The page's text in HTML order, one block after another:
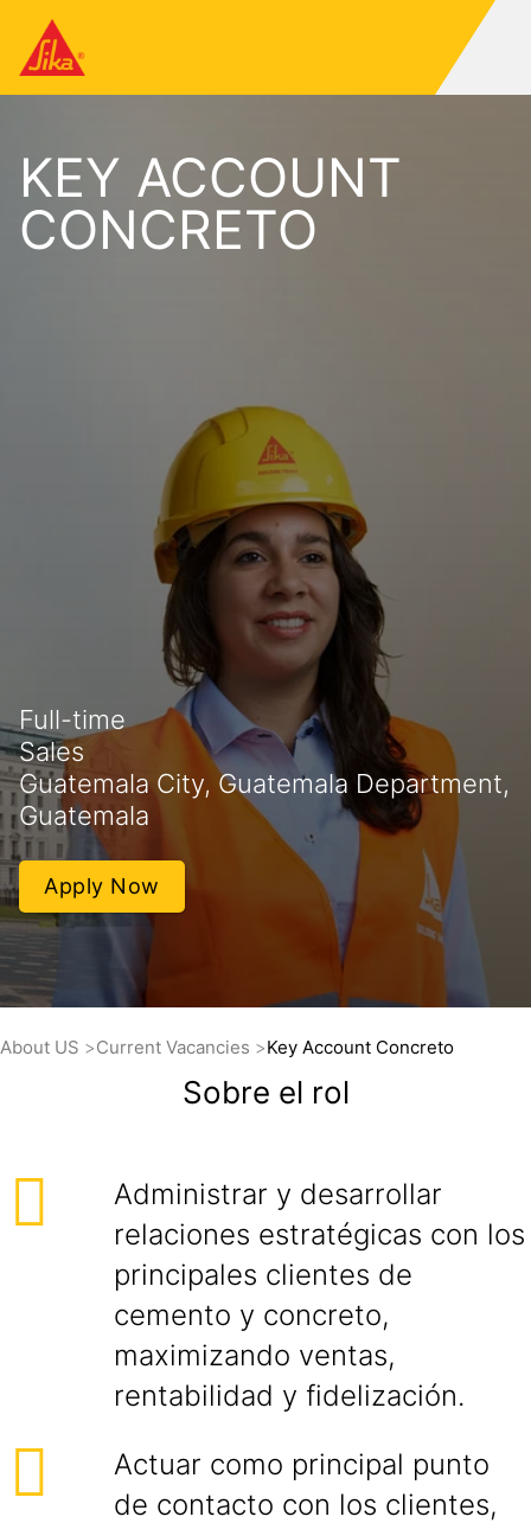
KEY ACCOUNT
CONCRETO
Full-time
Sales
Guatemala City, Guatemala Department,
Guatemala
Apply Now
About US Current Vacancies Key Account Concreto
Sobre el rol
Administrar y desarrollar
relaciones estratégicas con los
principales clientes de
cemento y concreto,
maximizando ventas,
rentabilidad y fidelización.
Actuar como principal punto
de contacto con los clientes,